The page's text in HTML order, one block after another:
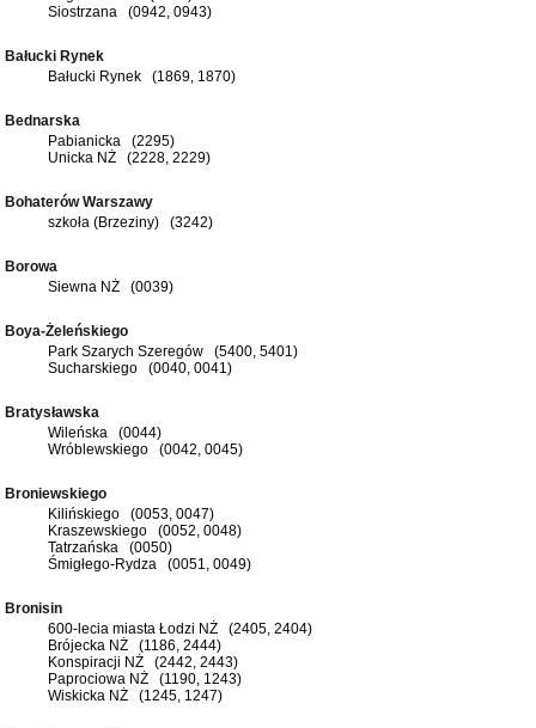
Siostrzana (0942, 0943)
Bałucki Rynek
Bałucki Rynek (1869, 1870)
Bednarska
Pabianicka (2295)
Unicka NŻ (2228, 2229)
Bohaterów Warszawy
szkoła (Brzeziny) (3242)
Borowa
Siewna NŻ (0039)
Boya-Żeleńskiego
Park Szarych Szeregów (5400, 5401)
Sucharskiego (0040, 0041)
Bratysławska
Wileńska (0044)
Wróblewskiego (0042, 0045)
Broniewskiego
Kilińskiego (0053, 0047)
Kraszewskiego (0052, 0048)
Tatrzańska (0050)
Śmigłego-Rydza (0051, 0049)
Bronisin
600-lecia miasta Łodzi NŻ (2405, 2404)
Brójecka NŻ (1186, 2444)
Konspiracji NŻ (2442, 2443)
Paprociowa NŻ (1190, 1243)
Wiskicka NŻ (1245, 1247)